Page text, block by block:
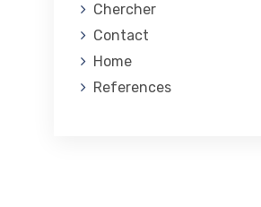
Chercher
Contact
Home
References